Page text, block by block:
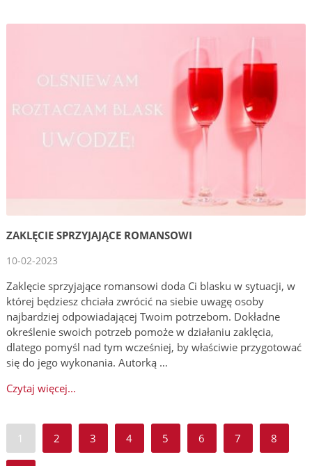
ZAKLĘCIE SPRZYJAJĄCE ROMANSOWI
10-02-2023
Zaklęcie sprzyjające romansowi doda Ci blasku w sytuacji, w
której będziesz chciała zwrócić na siebie uwagę osoby
najbardziej odpowiadającej Twoim potrzebom. Dokładne
określenie swoich potrzeb pomoże w działaniu zaklęcia,
dlatego pomyśl nad tym wcześniej, by właściwie przygotować
się do jego wykonania. Autorką …
Czytaj więcej...
1 2 3 4 5 6 7 8